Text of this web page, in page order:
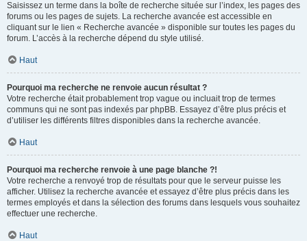
Saisissez un terme dans la boîte de recherche située sur l’index, les pages des
forums ou les pages de sujets. La recherche avancée est accessible en
cliquant sur le lien « Recherche avancée » disponible sur toutes les pages du
forum. L’accès à la recherche dépend du style utilisé.
Haut
Pourquoi ma recherche ne renvoie aucun résultat ?
Votre recherche était probablement trop vague ou incluait trop de termes
communs qui ne sont pas indexés par phpBB. Essayez d’être plus précis et
d’utiliser les différents filtres disponibles dans la recherche avancée.
Haut
Pourquoi ma recherche renvoie à une page blanche ?!
Votre recherche a renvoyé trop de résultats pour que le serveur puisse les
afficher. Utilisez la recherche avancée et essayez d’être plus précis dans les
termes employés et dans la sélection des forums dans lesquels vous souhaitez
effectuer une recherche.
Haut